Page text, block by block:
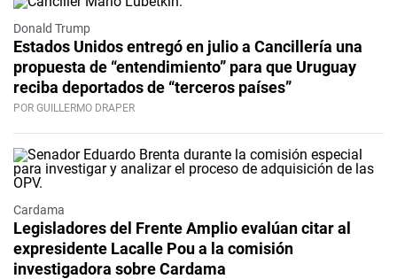
Donald Trump
Estados Unidos entregó en julio a Cancillería una
propuesta de “entendimiento” para que Uruguay
reciba deportados de “terceros países”
POR GUILLERMO DRAPER
Cardama
Legisladores del Frente Amplio evalúan citar al
expresidente Lacalle Pou a la comisión
investigadora sobre Cardama